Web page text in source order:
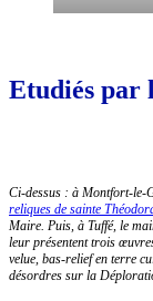
Etudiés par
Ci-dessus : à Montfort-le-
reliques de sainte
Maire. Puis, à Tuffé, le
leur présentent trois
velue, bas-relief en terre
désordres sur la